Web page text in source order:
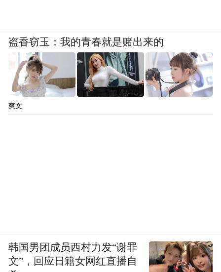
盗香窃玉：我的青春就是赌出来的
爽文
韩国男团成员西村力发“谢罪
文”，回应日籍女网红直播自